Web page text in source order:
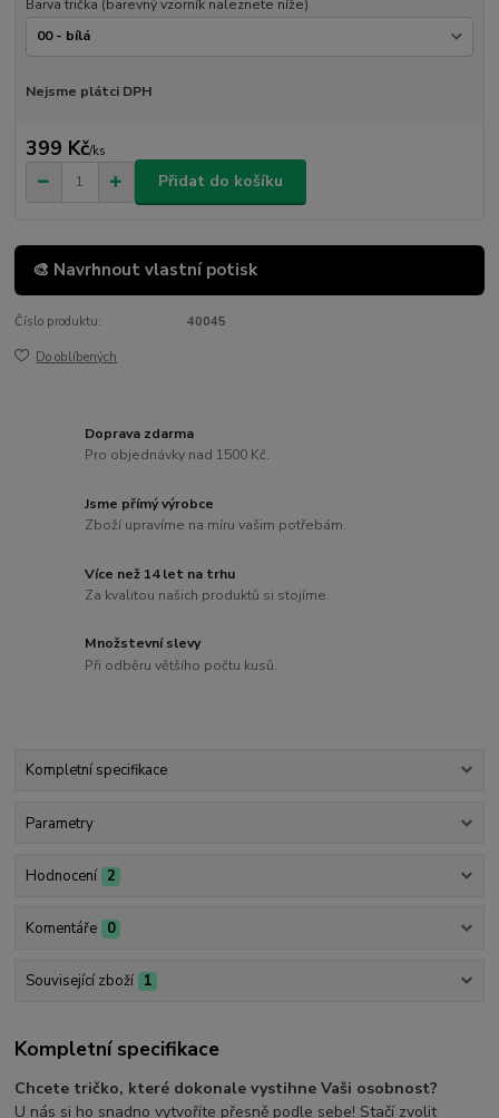
Barva trička (barevný vzorník naleznete níže)
Nejsme plátci DPH
399 Kč/ks
Přidat do košíku
🎨 Navrhnout vlastní potisk
Číslo produktu: 40045
Do oblíbených
Doprava zdarma
Pro objednávky nad 1500 Kč.
Jsme přímý výrobce
Zboží upravíme na míru vašim potřebám.
Více než 14 let na trhu
Za kvalitou našich produktů si stojíme.
Množstevní slevy
Při odběru většího počtu kusů.
Kompletní specifikace
Parametry
Hodnocení 2
Komentáře 0
Související zboží 1
Kompletní specifikace
Chcete tričko, které dokonale vystihne Vaši osobnost?
U nás si ho snadno vytvoříte přesně podle sebe! Stačí zvolit